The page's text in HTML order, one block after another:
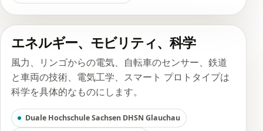
エネルギー、モビリティ、科学
風力、リンゴからの電気、自転車のセンサー、鉄道
と車両の技術、電気工学、スマート プロトタイプは
科学を具体的なものにします。
Duale Hochschule Sachsen DHSN Glauchau